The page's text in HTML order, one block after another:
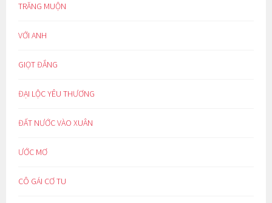
TRĂNG MUỘN
VỚI ANH
GIỌT ĐẮNG
ĐẠI LỘC YÊU THƯƠNG
ĐẤT NƯỚC VÀO XUÂN
ƯỚC MƠ
CÔ GÁI CƠ TU